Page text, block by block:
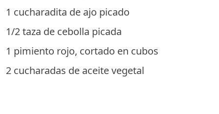
1 cucharadita de ajo picado
1/2 taza de cebolla picada
1 pimiento rojo, cortado en cubos
2 cucharadas de aceite vegetal